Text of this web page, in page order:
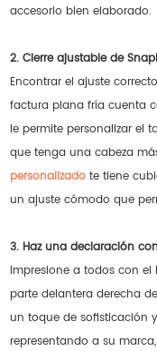
accesorio bien elaborado.
2. Cierre ajustable de
Encontrar el ajuste
factura plana fría cuenta
le permite personalizar el
que tenga una cabeza
personalizado te tiene
un ajuste cómodo que
3. Haz una declaración
Impresione a todos con
parte delantera derecha
un toque de sofisticación
representando a su